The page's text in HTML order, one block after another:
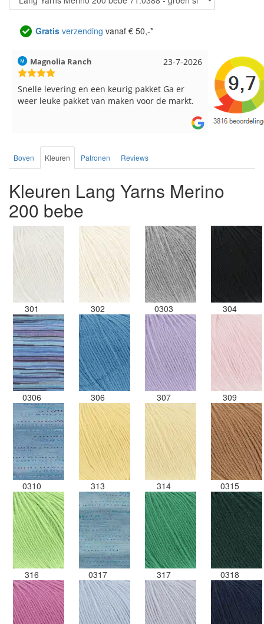
Gratis verzending vanaf € 50,-*
17-7-2026
Hilde uit Loyers
Reeds meerdere keren breigaren en
breinaalden besteld, altijd heel tevreden over
Loes uit
Snelle
Boven Kleuren Patronen Reviews
Kleuren Lang Yarns Merino
200 bebe
301 302 0303 304
0306 306 307 309
0310 313 314 0315
316 0317 317 0318